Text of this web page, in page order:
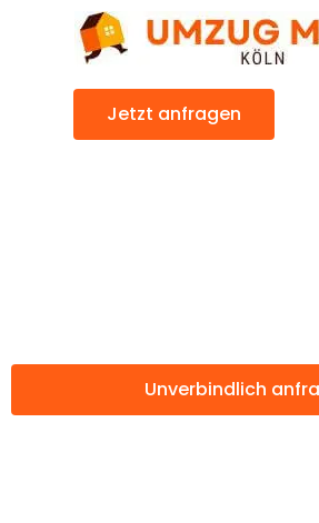
Jetzt anfragen
Unverbindlich